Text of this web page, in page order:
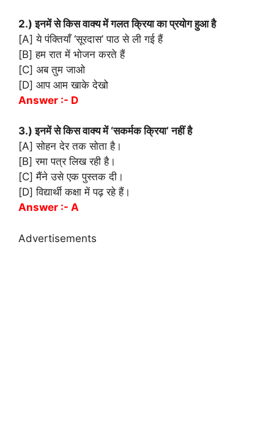
2.) इनमें से किस वाक्य में गलत क्रिया का प्रयोग हुआ है
[A] ये पंक्तियाँ ‘सूरदास’ पाठ से ली गई हैं
[B] हम रात में भोजन करते हैं
[C] अब तुम जाओ
[D] आप आम खाके देखो
Answer :- D
3.) इनमें से किस वाक्य में ‘सकर्मक क्रिया’ नहीं है
[A] सोहन देर तक सोता है।
[B] रमा पत्र लिख रही है।
[C] मैंने उसे एक पुस्तक दी।
[D] विद्यार्थी कक्षा में पढ़ रहे हैं।
Answer :- A
Advertisements